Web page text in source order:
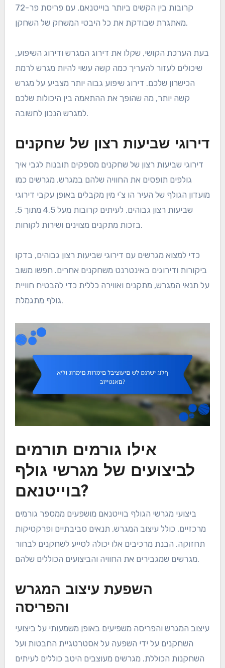
קרובות בין הקשים ביותר בוייטנאם, עם פריסת פר-72
מאתגרת שבודקת את כל היבטי המשחק של השחקן.
בעת הערכת הקושי, שקלו את דירוג המגרש ודירוג השיפוע,
שיכולים לעזור להעריך כמה קשה עשוי להיות מגרש לרמת
הכישרון שלכם. דירוג שיפוע גבוה יותר מצביע על מגרש
קשה יותר, מה שהופך את ההתאמה בין היכולות שלכם
למגרש הנכון לחשובה.
דירוגי שביעות רצון של שחקנים
דירוגי שביעות רצון של שחקנים מספקים תובנות לגבי איך
גולפים תופסים את החוויה שלהם במגרש. מגרשים כמו
מועדון הגולף של העיר הו צ’י מין מקבלים באופן עקבי דירוגי
שביעות רצון גבוהים, לעיתים קרובות מעל 4.5 מתוך 5,
בזכות מתקנים מצוינים ושירות לקוחות.
כדי למצוא מגרשים עם דירוגי שביעות רצון גבוהים, בדקו
ביקורות ודירוגים באינטרנט משחקנים אחרים. חפשו משוב
על תנאי המגרש, מתקנים ואווירה כללית כדי להבטיח חוויית
גולף מתגמלת.
אילו גורמים תורמים
לביצועים של מגרשי גולף
בוייטנאם?
ביצועי מגרשי הגולף בוייטנאם מושפעים ממספר גורמים
מרכזיים, כולל עיצוב המגרש, תנאים סביבתיים ופרקטיקות
תחזוקה. הבנת מרכיבים אלו יכולה לסייע לשחקנים לבחור
מגרשים שמגבירים את החוויה והביצועים הכוללים שלהם.
השפעת עיצוב המגרש
והפריסה
עיצוב המגרש והפריסה משפיעים באופן משמעותי על ביצועי
השחקנים על ידי השפעה על אסטרטגיית החבטות ועל
השחקנות הכוללת. מגרשים מעוצבים היטב כוללים לעיתים